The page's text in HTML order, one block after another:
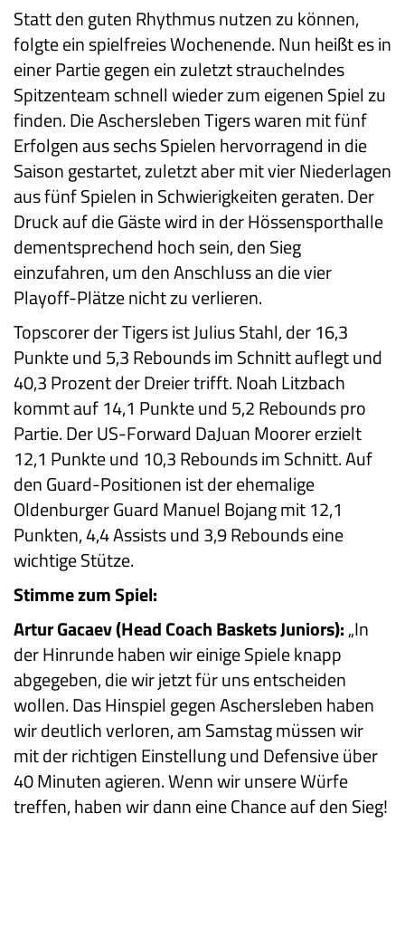
Statt den guten Rhythmus nutzen zu können,
folgte ein spielfreies Wochenende. Nun heißt es in
einer Partie gegen ein zuletzt strauchelndes
Spitzenteam schnell wieder zum eigenen Spiel zu
finden. Die Aschersleben Tigers waren mit fünf
Erfolgen aus sechs Spielen hervorragend in die
Saison gestartet, zuletzt aber mit vier Niederlagen
aus fünf Spielen in Schwierigkeiten geraten. Der
Druck auf die Gäste wird in der Hössensporthalle
dementsprechend hoch sein, den Sieg
einzufahren, um den Anschluss an die vier
Playoff-Plätze nicht zu verlieren.
Topscorer der Tigers ist Julius Stahl, der 16,3
Punkte und 5,3 Rebounds im Schnitt auflegt und
40,3 Prozent der Dreier trifft. Noah Litzbach
kommt auf 14,1 Punkte und 5,2 Rebounds pro
Partie. Der US-Forward DaJuan Moorer erzielt
12,1 Punkte und 10,3 Rebounds im Schnitt. Auf
den Guard-Positionen ist der ehemalige
Oldenburger Guard Manuel Bojang mit 12,1
Punkten, 4,4 Assists und 3,9 Rebounds eine
wichtige Stütze.
Stimme zum Spiel:
Artur Gacaev (Head Coach Baskets Juniors):„In
der Hinrunde haben wir einige Spiele knapp
abgegeben, die wir jetzt für uns entscheiden
wollen. Das Hinspiel gegen Aschersleben haben
wir deutlich verloren, am Samstag müssen wir
mit der richtigen Einstellung und Defensive über
40 Minuten agieren. Wenn wir unsere Würfe
treffen, haben wir dann eine Chance auf den Sieg!